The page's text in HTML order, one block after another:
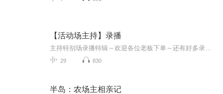
【活动场主持】录播
29 830
半岛：农场主相亲记